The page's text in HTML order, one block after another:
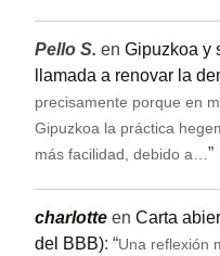
Pello S. en Gipuzkoa y
llamada a renovar la
precisamente porque en
Gipuzkoa la práctica
más facilidad, debido a… ”
charlotte en Carta
del BBB): “Una reflexión